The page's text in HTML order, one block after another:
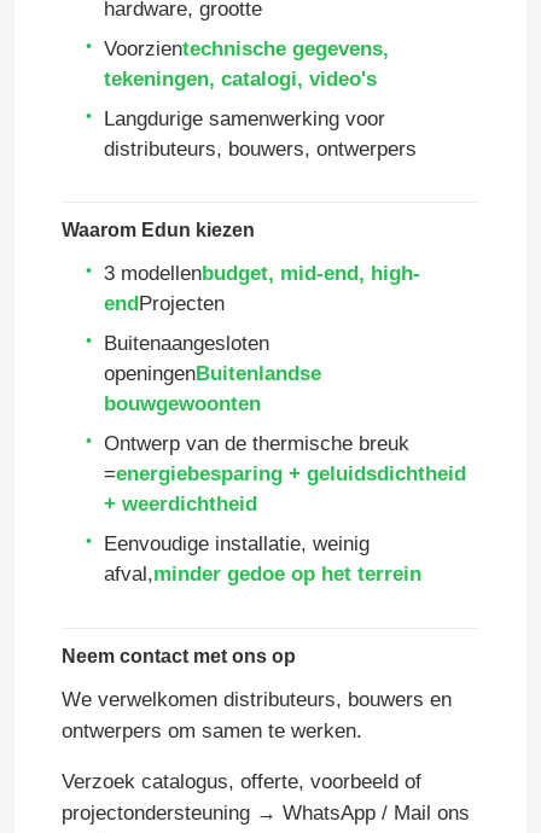
Ongeveer ons
Fabrieksreis
Kwaliteitscontrole
Contact de V.S.
Bloggen
Een gevalstudie
hardware, grootte
Voorzientechnische gegevens,
tekeningen, catalogi, video's
Langdurige samenwerking voor
distributeurs, bouwers, ontwerpers
Waarom Edun kiezen
3 modellenbudget, mid-end, high-
end Projecten
Buitenaangesloten
openingenBuitenlandse
bouwgewoonten
Ontwerp van de thermische breuk
=energiebesparing + geluidsdichtheid
+ weerdichtheid
Eenvoudige installatie, weinig
afval,minder gedoe op het terrein
Neem contact met ons op
We verwelkomen distributeurs, bouwers en
ontwerpers om samen te werken.
Verzoek catalogus, offerte, voorbeeld of
projectondersteuning → WhatsApp / Mail ons